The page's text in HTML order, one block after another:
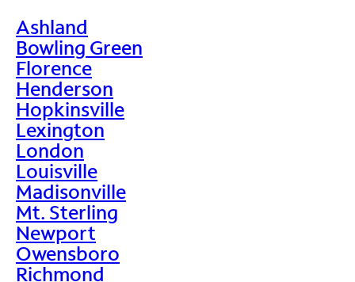
Ashland
Bowling Green
Florence
Henderson
Hopkinsville
Lexington
London
Louisville
Madisonville
Mt. Sterling
Newport
Owensboro
Richmond